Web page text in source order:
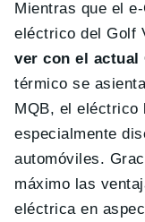
Mientras que el
eléctrico del Golf
ver con el actual
térmico se
MQB, el eléctrico
especialmente
automóviles.
máximo las
eléctrica en